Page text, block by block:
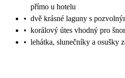
přímo u hotelu
• dvě krásné laguny s
• korálový útes vhodný pro
• lehátka, slunečníky a osušky